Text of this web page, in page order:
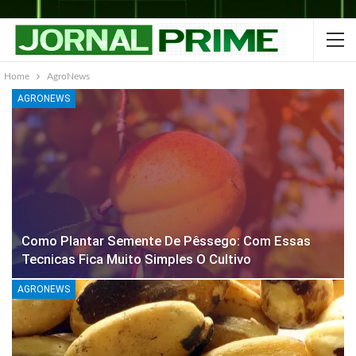
Home AgroNews
AGRONEWS
Como Plantar Semente De Pêssego: Com Essas
Tecnicas Fica Muito Simples O Cultivo
AGRONEWS